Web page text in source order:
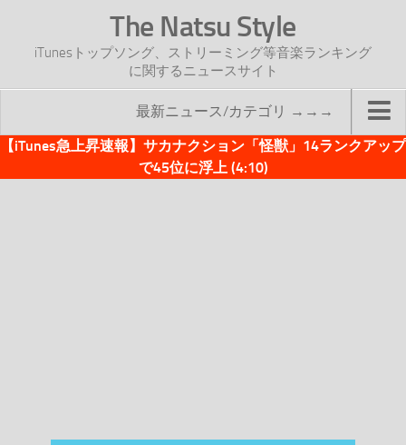
The Natsu Style
iTunesトップソング、ストリーミング等音楽ランキング
に関するニュースサイト
最新ニュース/カテゴリ →→→
TOP
注目カテゴリ
【iTunes急上昇速報】サカナクション「怪獣」14ランクアップ
で45位に浮上 (4:10)